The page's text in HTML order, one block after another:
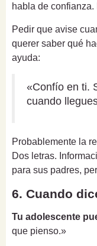
habla de
Pedir que avise
querer saber qué
ayuda:
«Confío en ti.
cuando
Probablemente la
Dos letras.
para sus padres,
6. Cuando
Tu adolescente
que pienso.»